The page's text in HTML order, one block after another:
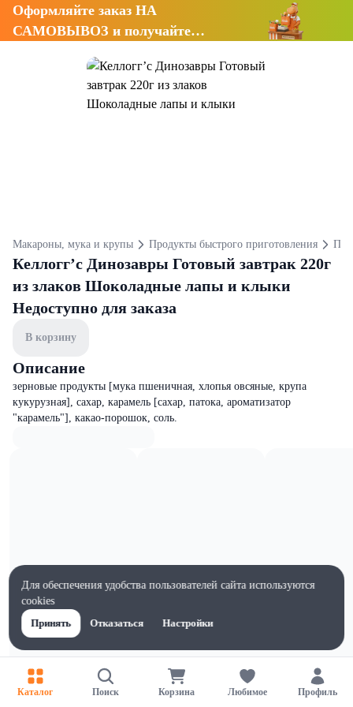
Оформляйте заказ НА
САМОВЫВОЗ и получайте
Макароны, мука и крупы Продукты быстрого приготовления
Келлогг’с Динозавры Готовый завтрак 220г
из злаков Шоколадные лапы и клыки
Недоступно для заказа
В корзину
Описание
зерновые продукты [мука пшеничная, хлопья овсяные, крупа
кукурузная], сахар, карамель [сахар, патока, ароматизатор
"карамель"], какао-порошок, соль.
Характеристики
Каталог Поиск Корзина Любимое Профиль
Для обеспечения удобства пользователей сайта используются
cookies
Принять
Отказаться Настройки